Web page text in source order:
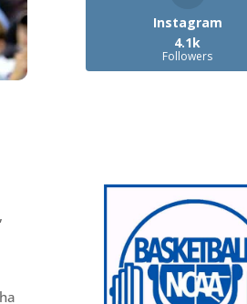
Instagram
4.1k
Followers